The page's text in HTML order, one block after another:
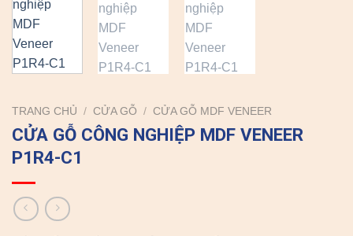
TRANG CHỦ / CỬA GỖ / CỬA GỖ MDF VENEER
CỬA GỖ CÔNG NGHIỆP MDF VENEER
P1R4-C1